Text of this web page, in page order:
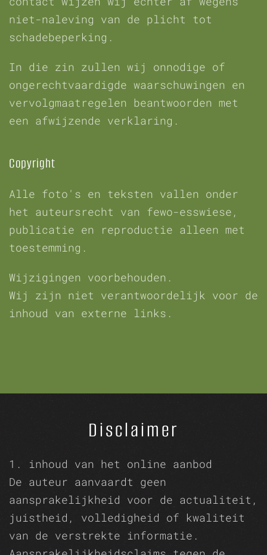
niet-naleving van de plicht tot
schadebeperking.
In die zin zullen wij onnodige of
ongerechtvaardigde waarschuwingen en
vervolgmaatregelen beantwoorden met
een afwijzende verklaring.
Copyright
Alle foto's en teksten vallen onder
het auteursrecht van fewo-esswiese,
publicatie en reproductie alleen met
toestemming.
Wijzigingen voorbehouden.
Wij zijn niet verantwoordelijk voor de
inhoud van externe links.
Disclaimer
1. inhoud van het online aanbod
De auteur aanvaardt geen
aansprakelijkheid voor de actualiteit,
juistheid, volledigheid of kwaliteit
van de verstrekte informatie.